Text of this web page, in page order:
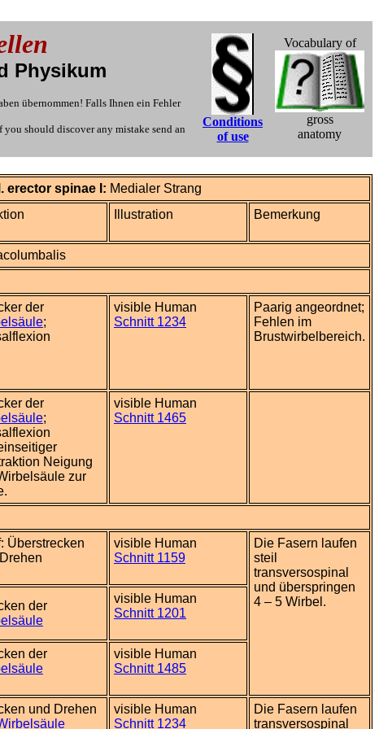
Physikum
übernommen! Falls Ihnen ein Fehler
should discover any mistake send an
Conditions
of use
Vocabulary of
gross
anatomy
erector spinae I: Medialer Strang
Illustration Bemerkung
der
;
visible Human
Schnitt 1234
Paarig angeordnet;
Fehlen im
Brustwirbelbereich.
der
;
Neigung
zur
visible Human
Schnitt 1465
Überstrecken
visible Human
Schnitt 1159
Die Fasern laufen
steil
transversospinal
und überspringen
4 – 5 Wirbel.
der
visible Human
Schnitt 1201
der
visible Human
Schnitt 1485
und Drehen
visible Human
Schnitt 1234
Die Fasern laufen
transversospinal